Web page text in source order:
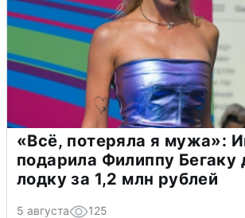
«Всё, потеряла я мужа»:
подарила Филиппу
лодку за 1,2 млн рублей
5 августа 125